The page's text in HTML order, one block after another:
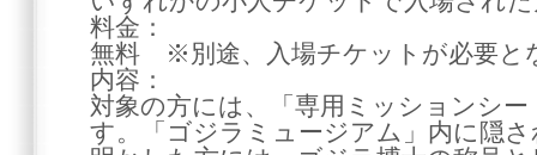
料金：
無料 ※別途、入場チケットが必要と
内容：
対象の方には、「専用ミッションシ
す。「ゴジラミュージアム」内に隠